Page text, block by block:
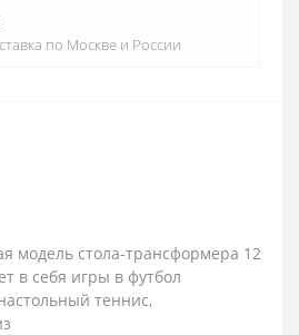
по Москве и России
модель стола-трансформера 12
в себя игры в футбол
теннис,